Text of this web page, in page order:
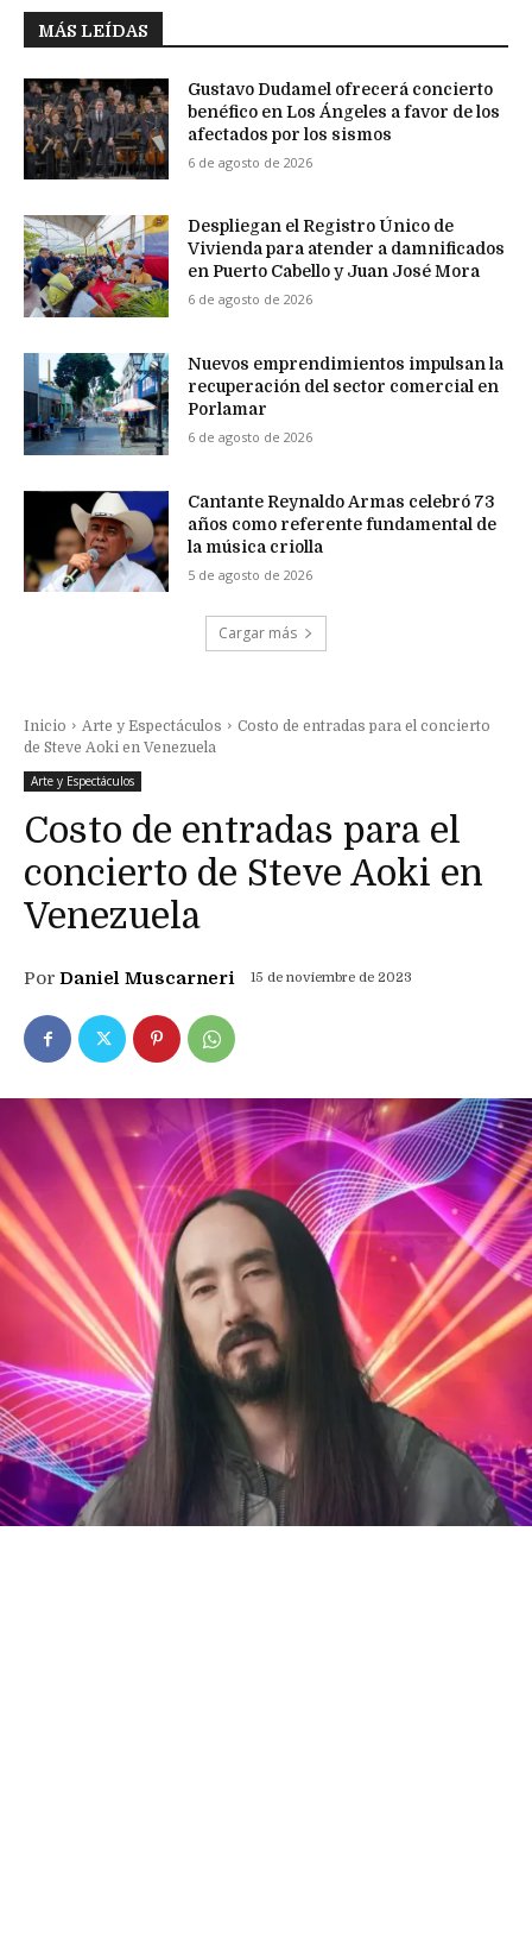
MÁS LEÍDAS
Gustavo Dudamel ofrecerá concierto
benéfico en Los Ángeles a favor de los
afectados por los sismos
6 de agosto de 2026
Despliegan el Registro Único de
Vivienda para atender a damnificados
en Puerto Cabello y Juan José Mora
6 de agosto de 2026
Nuevos emprendimientos impulsan la
recuperación del sector comercial en
Porlamar
6 de agosto de 2026
Cantante Reynaldo Armas celebró 73
años como referente fundamental de
la música criolla
5 de agosto de 2026
Cargar más